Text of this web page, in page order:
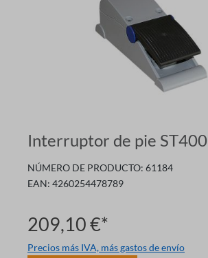
Interruptor de pie ST400
NÚMERO DE PRODUCTO: 61184
EAN: 4260254478789
209,10 €*
Precios más IVA, más gastos de envío